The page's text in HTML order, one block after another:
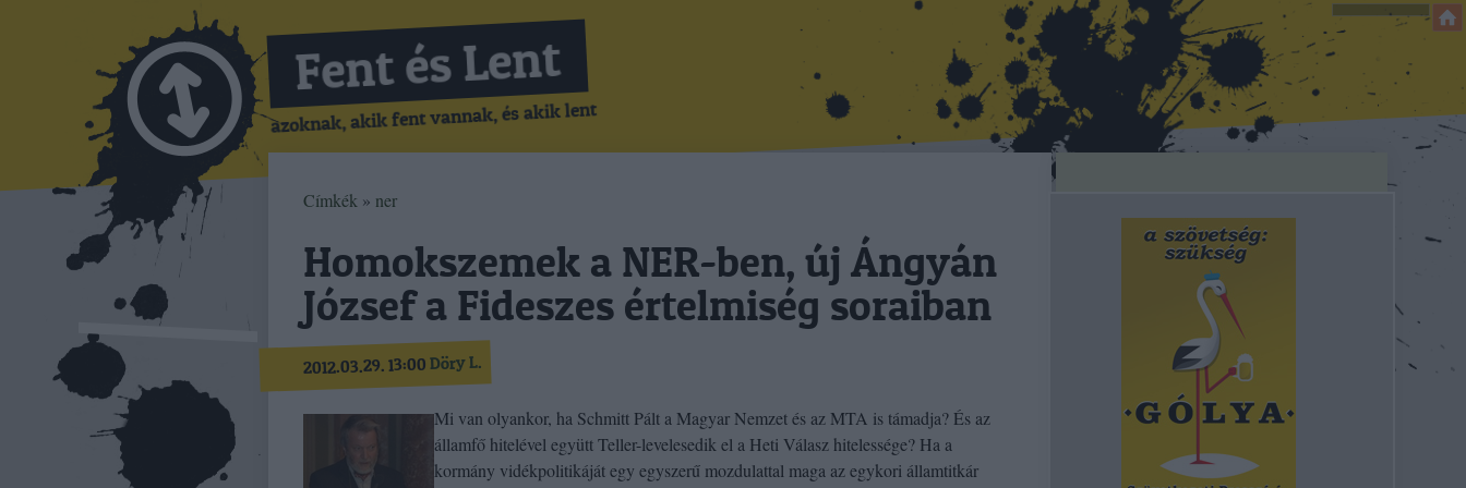
Fent és Lent
azoknak, akik fent vannak, és akik lent
Címkék » ner
Homokszemek a NER-ben, új Ángyán
József a Fideszes értelmiség soraiban
2012.03.29. 13:00Döry L.
Mi van olyankor, ha Schmitt Pált a Magyar Nemzet és az MTA is támadja? És az
államfő hitelével együtt Teller-levelesedik el a Heti Válasz hitelessége? Ha a
kormány vidékpolitikáját egy egyszerű mozdulattal maga az egykori államtitkár